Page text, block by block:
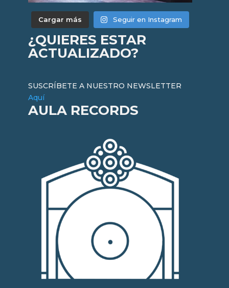
Cargar más Seguir en Instagram
¿QUIERES ESTAR
ACTUALIZADO?
SUSCRÍBETE A NUESTRO NEWSLETTER
Aquí
AULA RECORDS